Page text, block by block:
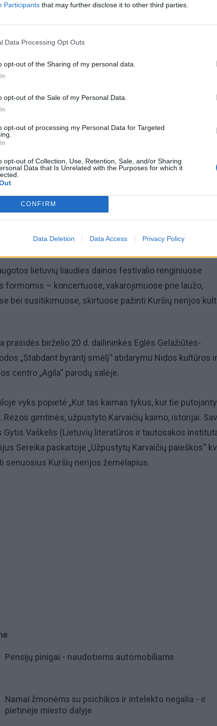
Participants that may further disclose it to other third parties.
Data Processing Opt Outs
opt-out of the Sharing of my personal data.
opt-out of the Sale of my Personal Data.
opt-out of processing my Personal Data for Targeted
opt-out of Collection, Use, Retention, Sale, and/or Sharing
Data that Is Unrelated with the Purposes for which it
CONFIRM
Data Deletion Data Access Privacy Policy
Aiškiaregės pranašystė: numatė katastrofišką karo
pabaigą Ukrainoje
Kraupi avarija prie Vilniaus atėmė tris brangiausius
žmones: pranešė, kaip bus atsisveikinama su
lietuvių liaudies dainos festivalio renginiuose
formomis – koncertuose, vakarojimuose prie laužo,
bei susitikimuose, skirtuose pažinti Kuršių nerijos
prasidės birželio 20 d. dailininkės Eglės Gelažiūtės-
„Stabdant byrantį smėlį“ atidarymu Nidos kultūros ir
centro „Agila“ parodų salėje.
vyks popietė „Kur tas kaimas tykus, kur tie
Rėzos gimtinės, užpustyto Karvaičių kaimo, istorijai.
Gytis Vaškelis (Lietuvių literatūros ir tautosakos
Sereika paskaitoje „Užpustytų Karvaičių paieškos“
senuosius Kuršių nerijos žemėlapius.
Pensijų pinigai - naudotiems automobiliams
Namai žmonėms su psichikos ir intelekto negalia - ir
pietinėje miesto dalyje